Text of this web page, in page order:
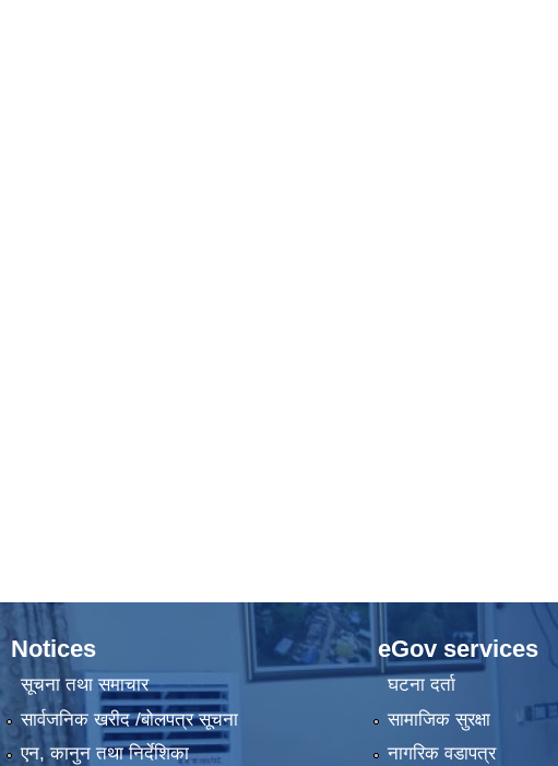
Notices
सूचना तथा समाचार
सार्वजनिक खरीद /बोलपत्र सूचना
एन, कानुन तथा निर्देशिका
eGov services
घटना दर्ता
सामाजिक सुरक्षा
नागरिक वडापत्र